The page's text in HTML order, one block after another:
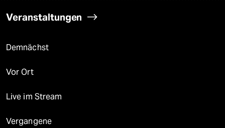
Veranstaltungen
Demnächst
Vor Ort
Live im Stream
Vergangene